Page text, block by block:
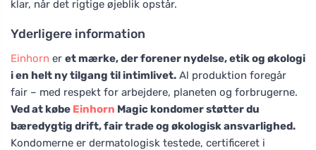
klar, når det rigtige øjeblik opstår.
Yderligere information
Einhorn er et mærke, der forener nydelse, etik og økologi
i en helt ny tilgang til intimlivet. Al produktion foregår
fair – med respekt for arbejdere, planeten og forbrugerne.
Ved at købe Einhorn Magic kondomer støtter du
bæredygtig drift, fair trade og økologisk ansvarlighed.
Kondomerne er dermatologisk testede, certificeret i